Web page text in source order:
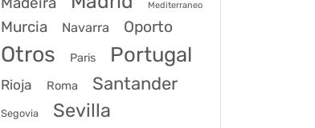
Mediterraneo
Murcia Navarra Oporto
Otros Paris Portugal
Rioja Roma Santander
Segovia
Sevilla